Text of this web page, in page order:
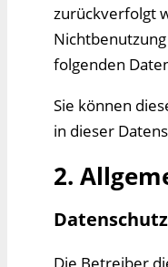
zurückverfolgt
folgenden
Sie können
in dieser
2.
Datenschutz